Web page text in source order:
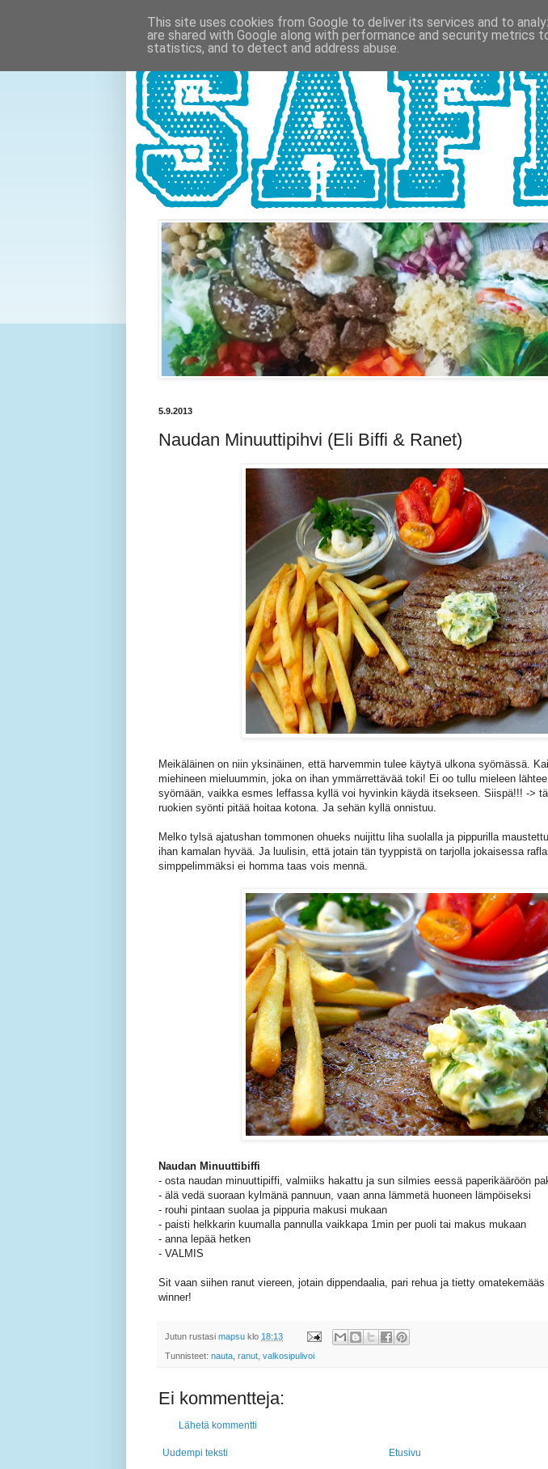
5.9.2013
Naudan Minuuttipihvi (Eli Biffi & Ranet)
Meikäläinen on niin yksinäinen, että harvemmin tulee käytyä ulkona syömässä.
miehineen mieluummin, joka on ihan ymmärrettävää toki! Ei oo tullu mieleen
syömään, vaikka esmes leffassa kyllä voi hyvinkin käydä itsekseen. Siispä!!! ->
ruokien syönti pitää hoitaa kotona. Ja sehän kyllä onnistuu.
Melko tylsä ajatushan tommonen ohueks nuijittu liha suolalla ja pippurilla
ihan kamalan hyvää. Ja luulisin, että jotain tän tyyppistä on tarjolla jokaisessa
simppelimmäksi ei homma taas vois mennä.
Naudan Minuuttibiffi
- osta naudan minuuttipiffi, valmiiks hakattu ja sun silmies eessä paperikääröön
- älä vedä suoraan kylmänä pannuun, vaan anna lämmetä huoneen lämpöiseksi
- rouhi pintaan suolaa ja pippuria makusi mukaan
- paisti helkkarin kuumalla pannulla vaikkapa 1min per puoli tai makus mukaan
- anna lepää hetken
- VALMIS
Sit vaan siihen ranut viereen, jotain dippendaalia, pari rehua ja tietty
winner!
Jutun rustasi mapsu klo 18:13
Tunnisteet: nauta ranut valkosipulivoi
Ei kommentteja:
Lähetä kommentti
Uudempi teksti
Etusivu
This site uses cookies from Google to deliver its services and to
are shared with Google along with performance and security metrics
statistics, and to detect and address abuse.